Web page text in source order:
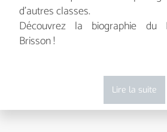
d'autres classes.
Découvrez la biographie du
Brisson !
Lire la suite